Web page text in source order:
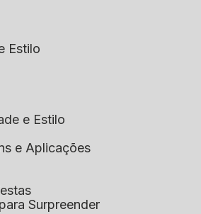
Estilo
e Estilo
e Aplicações
Surpreender